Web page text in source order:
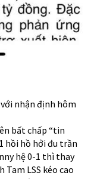
nhận định hôm
bất chấp “tin
hồi hồ hởi đu trần
hệ 0-1 thì thay
LSS kéo cao